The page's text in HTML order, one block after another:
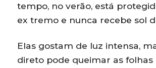
tempo, no verão, está
ex tremo e nunca recebe sol
Elas gostam de luz intensa,
direto pode queimar as folhas